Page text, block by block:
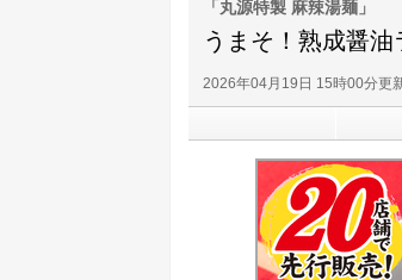
「丸源特製 麻辣湯麺」
うまそ！熟成醤
2026年04月19日 15時00分更